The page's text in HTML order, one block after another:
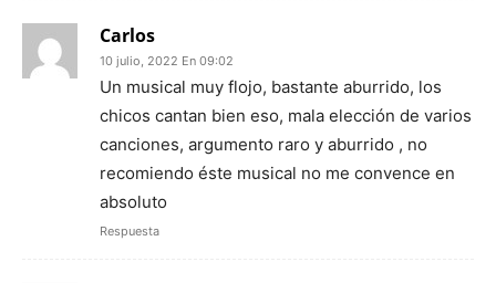
Carlos
10 julio, 2022 En 09:02
Un musical muy flojo, bastante aburrido, los
chicos cantan bien eso, mala elección de varios
canciones, argumento raro y aburrido , no
recomiendo éste musical no me convence en
absoluto
Respuesta